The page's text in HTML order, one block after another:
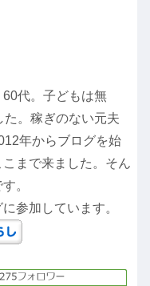
代。子どもは無
た。稼ぎのない元夫
年からブログを始
まで来ました。そん
。
参加しています。